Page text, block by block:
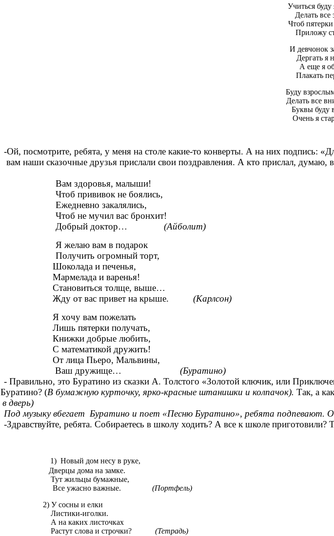
Учиться
Делать все
Чтоб
Приложу
И девчонок
Дергать я
А еще я
Плакать
Буду
Делать все
Буквы буду
Очень я
-Ой, посмотрите, ребята, у меня на столе какие-то конверты. А на них подпись:
вам наши сказочные друзья прислали свои поздравления. А кто прислал, думаю,
Вам здоровья, малыши!
Чтоб прививок не боялись,
Ежедневно закалялись,
Чтоб не мучил вас бронхит!
Добрый доктор… (Айболит)
Я желаю вам в подарок
Получить огромный торт,
Шоколада и печенья,
Мармелада и варенья!
Становиться толще, выше…
Жду от вас привет на крыше. (Карлсон)
Я хочу вам пожелать
Лишь пятерки получать,
Книжки добрые любить,
С математикой дружить!
От лица Пьеро, Мальвины,
Ваш дружище… (Буратино)
- Правильно, это Буратино из сказки А. Толстого «Золотой ключик, или
(В бумажную курточку, ярко-красные штанишки и колпачок). Так, а
дверь)
Под музыку вбегает Буратино и поет «Песню Буратино», ребята подпевают.
-Здравствуйте, ребята. Собираетесь в школу ходить? А все к школе
1) Новый дом несу в руке,
Дверцы дома на замке.
Тут жильцы бумажные,
Все ужасно важные. (Портфель)
2) У сосны и елки
Листики-иголки.
А на каких листочках
Растут слова и строчки? (Тетрадь)